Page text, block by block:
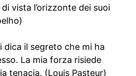
vista l’orizzonte dei suoi
dica il segreto che mi ha
La mia forza risiede
tenacia. (Louis Pasteur)